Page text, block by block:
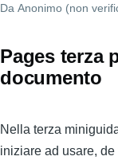
Da Anonimo (non
Pages terza
documento
Nella terza
iniziare ad usare,